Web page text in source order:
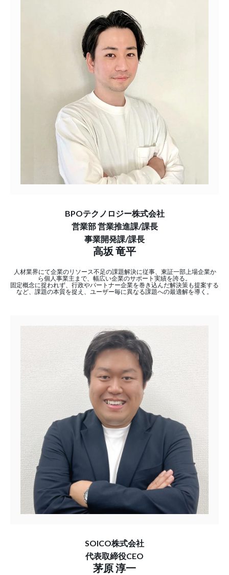
BPOテクノロジー株式会社
営業部 営業推進課/課長
事業開発課/課長
高坂 竜平
人材業界にて企業のリソース不足の課題解決に従事、東証一部上場企業か
ら個人事業主まで、幅広い企業のサポート実績を誇る。
固定概念に捉われず、行政やパートナー企業を巻き込んだ解決策も提案する
など、課題の本質を捉え、ユーザー毎に異なる課題への最適解を導く。
SOICO株式会社
代表取締役CEO
茅原 淳一